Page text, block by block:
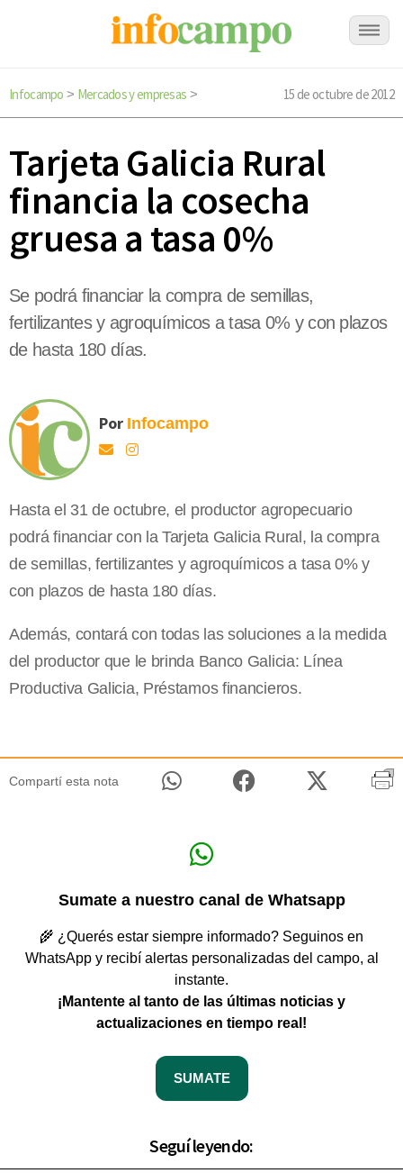
Infocampo > Mercados y empresas > 15 de octubre de 2012
Tarjeta Galicia Rural
financia la cosecha
gruesa a tasa 0%
Se podrá financiar la compra de semillas,
fertilizantes y agroquímicos a tasa 0% y con plazos
de hasta 180 días.
Por Infocampo
Hasta el 31 de octubre, el productor agropecuario
podrá financiar con la Tarjeta Galicia Rural, la compra
de semillas, fertilizantes y agroquímicos a tasa 0% y
con plazos de hasta 180 días.
Además, contará con todas las soluciones a la medida
del productor que le brinda Banco Galicia: Línea
Productiva Galicia, Préstamos financieros.
Compartí esta nota
Sumate a nuestro canal de Whatsapp
🌾 ¿Querés estar siempre informado? Seguinos en
WhatsApp y recibí alertas personalizadas del campo, al
instante.
¡Mantente al tanto de las últimas noticias y
actualizaciones en tiempo real!
SUMATE
Seguí leyendo: